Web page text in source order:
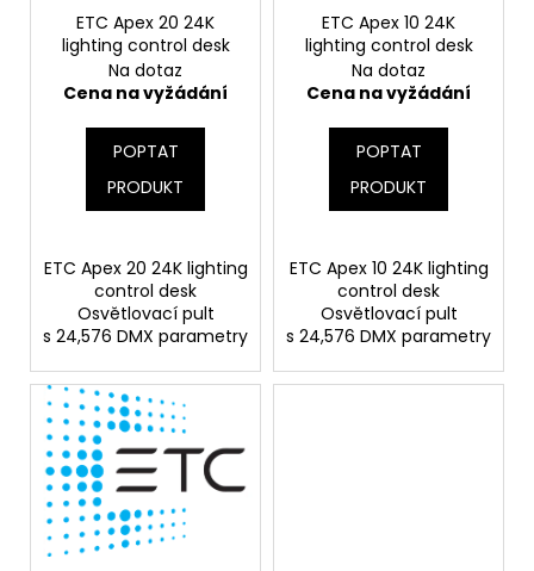
ETC Apex 20 24K
lighting control desk
Na dotaz
Cena na vyžádání
POPTAT
PRODUKT
ETC Apex 20 24K lighting
control desk
Osvětlovací pult
s 24,576 DMX parametry
ETC Apex 10 24K
lighting control desk
Na dotaz
Cena na vyžádání
POPTAT
PRODUKT
ETC Apex 10 24K lighting
control desk
Osvětlovací pult
s 24,576 DMX parametry